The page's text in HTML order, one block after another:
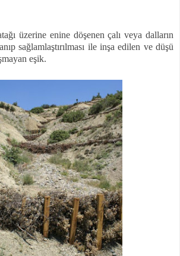
üzerine enine döşenen çalı veya dalların
sağlamlaştırılması ile inşa edilen ve düşü
eşik.